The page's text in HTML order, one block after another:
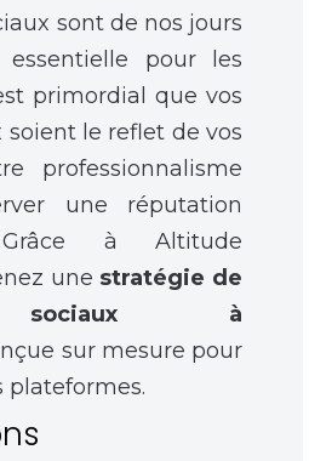
sont de nos jours
essentielle pour les
primordial que vos
soient le reflet de vos
professionnalisme
une réputation
Grâce à Altitude
une stratégie de
sociaux à
sur mesure pour
plateformes.